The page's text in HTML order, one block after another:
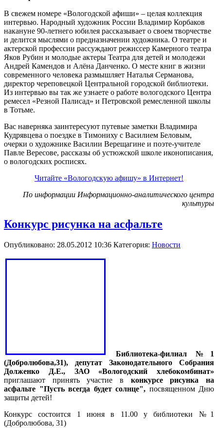
В свежем номере «Вологодской афиши» – целая коллекция
интервью. Народный художник России Владимир Корбаков
накануне 90-летнего юбилея рассказывает о своем творчестве
и делится мыслями о предназначении художника. О театре и
актерской профессии рассуждают режиссер Камерного театра
Яков Рубин и молодые актеры Театра для детей и молодежи
Андрей Камендов и Алёна Данченко. О месте книг в жизни
современного человека размышляет Наталья Серманова,
директор череповецкой Центральной городской библиотеки.
Из интервью вы так же узнаете о работе вологодского Центра
ремесел «Резной Палисад» и Петровской ремесленной школы
в Тотьме.
Вас наверняка заинтересуют путевые заметки Владимира
Кудрявцева о поездке в Тимониху с Василием Беловым,
очерки о художнике Василии Верещагине и поэте-учителе
Павле Вересове, рассказы об устюжской школе иконописания,
о вологодских росписях.
Читайте «Вологодскую афишу» в Интернет!
По информации Информационно-аналитического центра
культуры
Конкурс рисунка на асфальте
Опубликовано: 28.05.2012 10:36 Категория: Новости
Библиотека-филиал №1
(Добролюбова,31), депутат Законодательного Собрания
Долженко Д.Е., ЗАО «Вологодский хлебокомбинат»
приглашают принять участие в конкурсе рисунка на
асфальте "Пусть всегда будет солнце", посвященном Дню
защиты детей!
Конкурс состоится 1 июня в 11.00 у библиотеки №1
(Добролюбова, 31)